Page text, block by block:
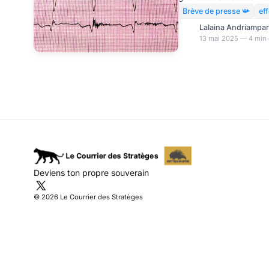
sanitaires ont donné
voit se multiplier des
les jeunes hommes
ARNm. Des
Brève de presse 📯
Lalaina
13 mai 2025 — 4 min
Deviens ton propre souverain
© 2026 Le Courrier des Stratèges